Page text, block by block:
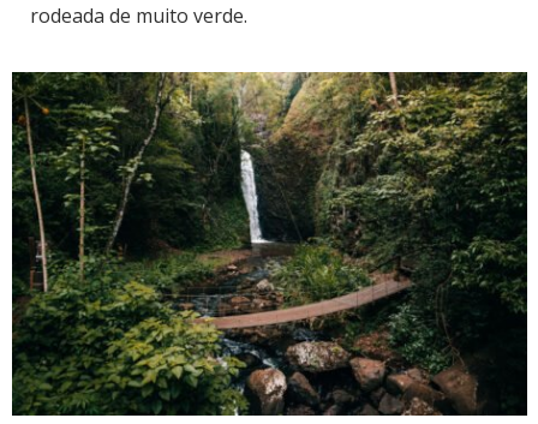
rodeada de muito verde.